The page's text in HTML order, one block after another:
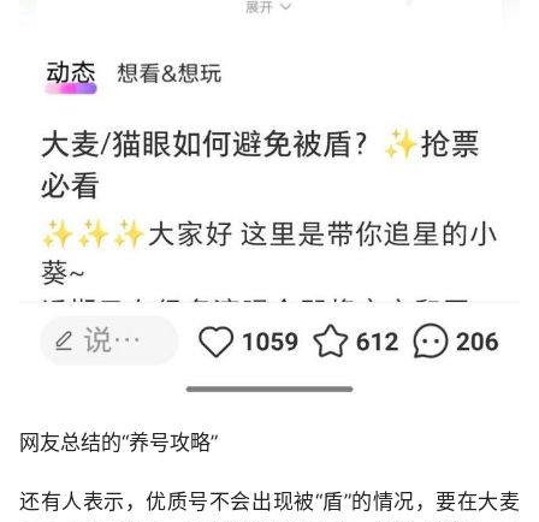
网友总结的“养号攻略”
还有人表示，优质号不会出现被“盾”的情况，要在大麦